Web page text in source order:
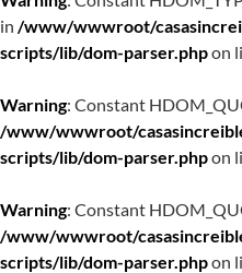
in /www/wwwroot/
scripts/lib/dom-parser.phpon
Warning: Constant
/www/wwwroot/
scripts/lib/dom-parser.phpon
Warning: Constant
/www/wwwroot/
scripts/lib/dom-parser.phpon